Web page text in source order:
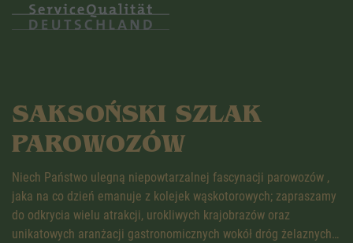
SAKSOŃSKI SZLAK
PAROWOZÓW
Niech Państwo ulegną niepowtarzalnej fascynacji parowozów ,
jaka na co dzień emanuje z kolejek wąskotorowych; zapraszamy
do odkrycia wielu atrakcji, urokliwych krajobrazów oraz
unikatowych aranżacji gastronomicznych wokół dróg żelaznych…